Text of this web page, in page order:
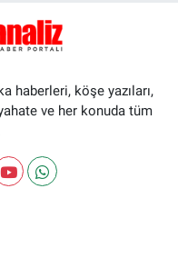
haberleri, köşe yazıları,
ve her konuda tüm